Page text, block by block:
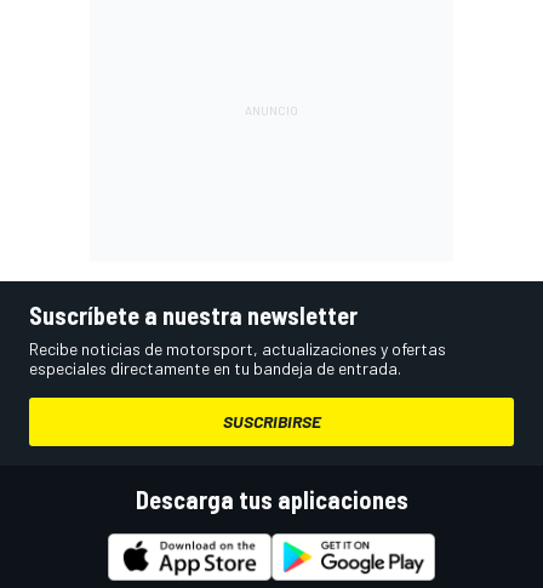
Suscríbete a nuestra newsletter
Recibe noticias de motorsport, actualizaciones y ofertas
especiales directamente en tu bandeja de entrada.
SUSCRIBIRSE
Descarga tus aplicaciones